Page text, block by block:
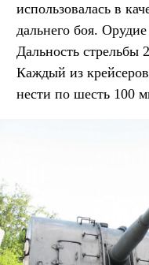
использовалась в
дальнего боя.
Дальность
Каждый из
нести по шесть 100